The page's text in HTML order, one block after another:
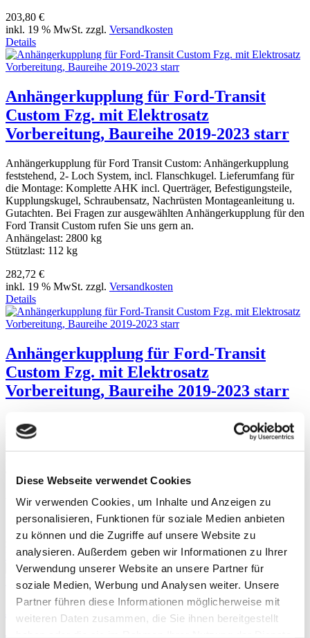
Diese Webseite verwendet Cookies
Wir verwenden Cookies, um Inhalte und Anzeigen zu
personalisieren, Funktionen für soziale Medien anbieten
zu können und die Zugriffe auf unsere Website zu
analysieren. Außerdem geben wir Informationen zu Ihrer
Verwendung unserer Website an unsere Partner für
soziale Medien, Werbung und Analysen weiter. Unsere
Partner führen diese Informationen möglicherweise mit
weiteren Daten zusammen, die Sie ihnen bereitgestellt
203,80 €
inkl. 19 % MwSt. zzgl. Versandkosten
Details
Anhängerkupplung für Ford-Transit
Custom Fzg. mit Elektrosatz
Vorbereitung, Baureihe 2019-2023 starr
Anhängerkupplung für Ford Transit Custom: Anhängerkupplung
feststehend, 2- Loch System, incl. Flanschkugel. Lieferumfang für
die Montage: Komplette AHK incl. Querträger, Befestigungsteile,
Kupplungskugel, Schraubensatz, Nachrüsten Montageanleitung u.
Gutachten. Bei Fragen zur ausgewählten Anhängerkupplung für den
Ford Transit Custom rufen Sie uns gern an.
Anhängelast: 2800 kg
Stützlast: 112 kg
282,72 €
inkl. 19 % MwSt. zzgl. Versandkosten
Details
Anhängerkupplung für Ford-Transit
Custom Fzg. mit Elektrosatz
Vorbereitung, Baureihe 2019-2023 starr
Anhängerkupplung für Ford Transit Custom: Anhängerkupplung
starr, feststehend. Lieferumfang für die Montage: Komplette AHK
Sie uns gern an.
Stützlast: 115 kg
195,02 €
Versandkosten
Details
Anhängerkupplung für Ford-Transit